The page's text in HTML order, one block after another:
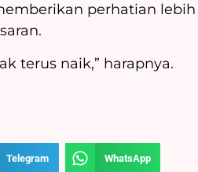
perhatian lebih
terus naik,” harapnya.
Telegram WhatsApp